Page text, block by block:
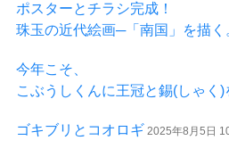
ポスターとチラシ完成！
珠玉の近代絵画─「南国」を描く
今年こそ、
こぶうしくんに王冠と錫(しゃく)
ゴキブリとコオロギ 2025年8月5日